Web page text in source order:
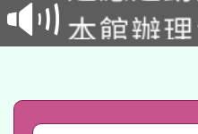
招)
本館辦
A3數位